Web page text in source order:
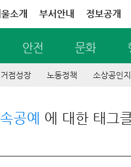
소개 부서안내 정보공개
안전 문화
거점성장 노동정책 소상공인
공예 에 대한 태그